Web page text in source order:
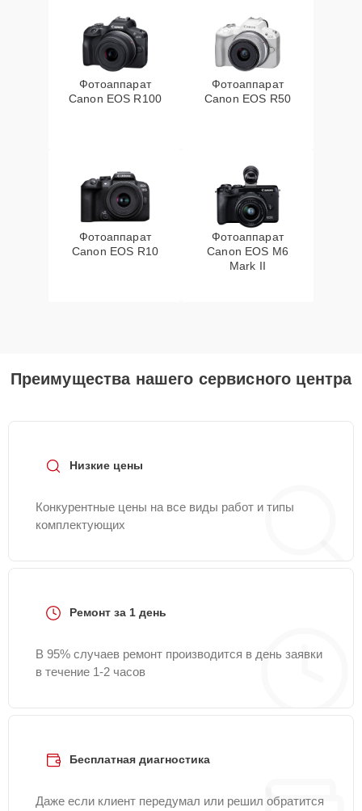
Фотоаппарат
Canon EOS R100
Фотоаппарат
Canon EOS R50
Фотоаппарат
Canon EOS R10
Фотоаппарат
Canon EOS M6
Mark II
Преимущества нашего сервисного центра
Низкие цены
Конкурентные цены на все виды работ и типы
комплектующих
Ремонт за 1 день
В 95% случаев ремонт производится в день заявки
в течение 1-2 часов
Бесплатная диагностика
Даже если клиент передумал или решил обратится